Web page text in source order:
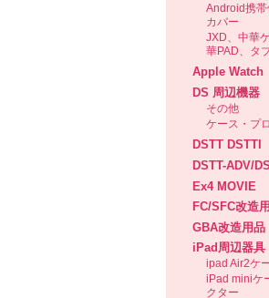
Android携帯
カバー
JXD、中華
華PAD、タ
Apple Watch
DS 周辺機器
その他
ケース・プ
DSTT DSTTI
DSTT-ADV/
Ex4 MOVIE
FC/SFC改造
GBA改造用品
iPad周辺器具
ipad Air2ケ
iPad miniケ
クター